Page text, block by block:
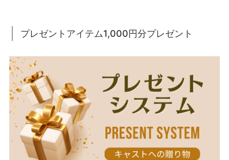
プレゼントアイテム1,000円分プレゼント